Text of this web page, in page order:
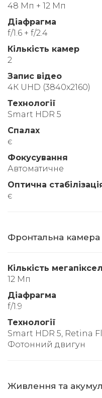
48 Мп + 12 Мп
Діафрагма
f/1.6 + f/2.4
Кількість камер
2
Запис відео
4К UHD (3840x2160)
Технології
Smart HDR 5
Спалах
є
Фокусування
Автоматичне
Оптична
є
Фронтальна камера
Кількість
12 Мп
Діафрагма
f/1.9
Технології
Smart HDR 5, Retina
Фотонний двигун
Живлення та